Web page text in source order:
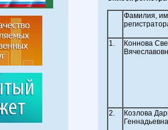
Фамилия,
1.
Коннова
2.
Козлова
Геннадьевна